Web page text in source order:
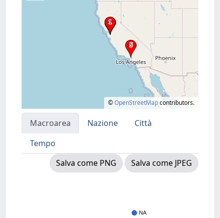
©OpenStreetMapcontributors.
Macroarea Nazione
Città
Tempo
Salva come PNG
Salva come JPEG
NA